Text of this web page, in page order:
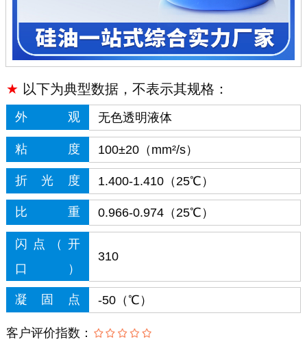
★ 以下为典型数据，不表示其规格：
外观 无色透明液体
粘度 100±20（mm²/s）
折光度 1.400-1.410（25℃）
比重 0.966-0.974（25℃）
闪点（开
口）
310
凝固点 -50（℃）
客户评价指数：